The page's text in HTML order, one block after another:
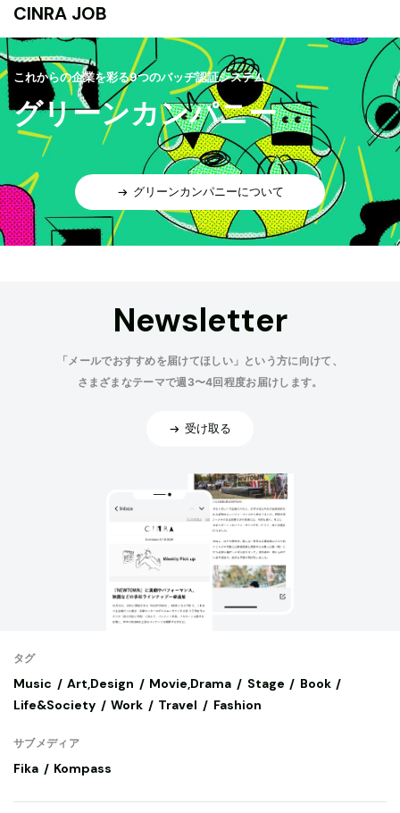
CINRA JOB
これからの企業を彩る9つのバッヂ認証システム
グリーンカンパニー
グリーンカンパニーについて
Newsletter
「メールでおすすめを届けてほしい」という方に向けて、
さまざまなテーマで週3〜4回程度お届けします。
受け取る
タグ
Music Art,Design Movie,Drama Stage
Book
Life&Society
Work Travel Fashion
サブメディア
Fika Kompass